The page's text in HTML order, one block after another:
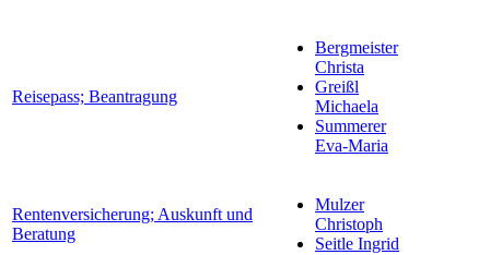
Reisepass; Beantragung
Bergmeister
Christa
Greißl
Michaela
Summerer
Eva-Maria
Rentenversicherung; Auskunft und
Beratung
Mulzer
Christoph
Seitle Ingrid